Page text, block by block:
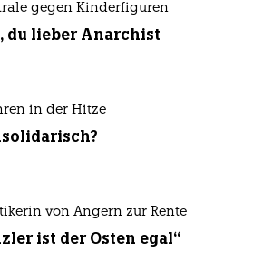
gegen Kinderfiguren
du lieber Anarchist
in der Hitze
von Angern zur Rente
ist der Osten egal“